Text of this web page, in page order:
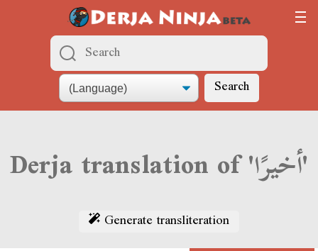
Search
Derja translation of 'أخيرًا'
Generate transliteration